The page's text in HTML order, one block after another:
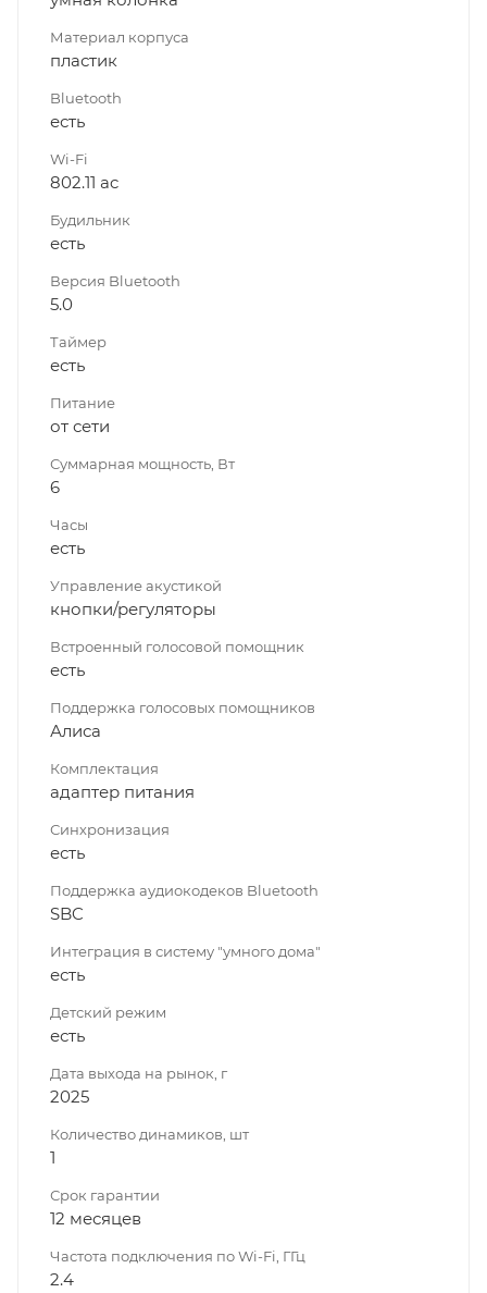
Материал корпуса
пластик
Bluetooth
есть
Wi-Fi
802.11 ac
Будильник
есть
Версия Bluetooth
5.0
Таймер
есть
Питание
от сети
Суммарная мощность, Вт
6
Часы
есть
Управление акустикой
кнопки/регуляторы
Встроенный голосовой помощник
есть
Поддержка голосовых помощников
Алиса
Комплектация
адаптер питания
Синхронизация
есть
Поддержка аудиокодеков Bluetooth
SBC
Интеграция в систему "умного дома"
есть
Детский режим
есть
Дата выхода на рынок, г
2025
Количество динамиков, шт
1
Срок гарантии
12 месяцев
Частота подключения по Wi-Fi, ГГц
2.4